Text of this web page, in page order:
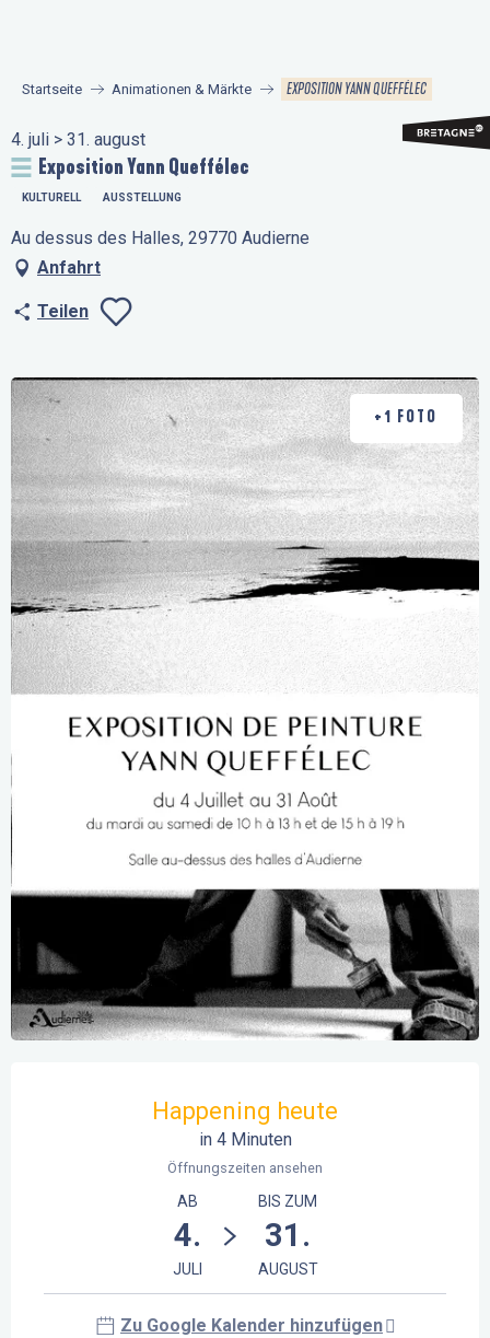
principal
Startseite Animationen & Märkte EXPOSITION YANN QUEFFÉLEC
4. juli > 31. august
Exposition Yann Queffélec
KULTURELL AUSSTELLUNG
Au dessus des Halles, 29770 Audierne
Anfahrt
Teilen
+1 FOTO
Happening heute
in 4 Minuten
Öffnungszeiten ansehen
AB
4.
JULI
BIS ZUM
31.
AUGUST
Zu Google Kalender hinzufügen